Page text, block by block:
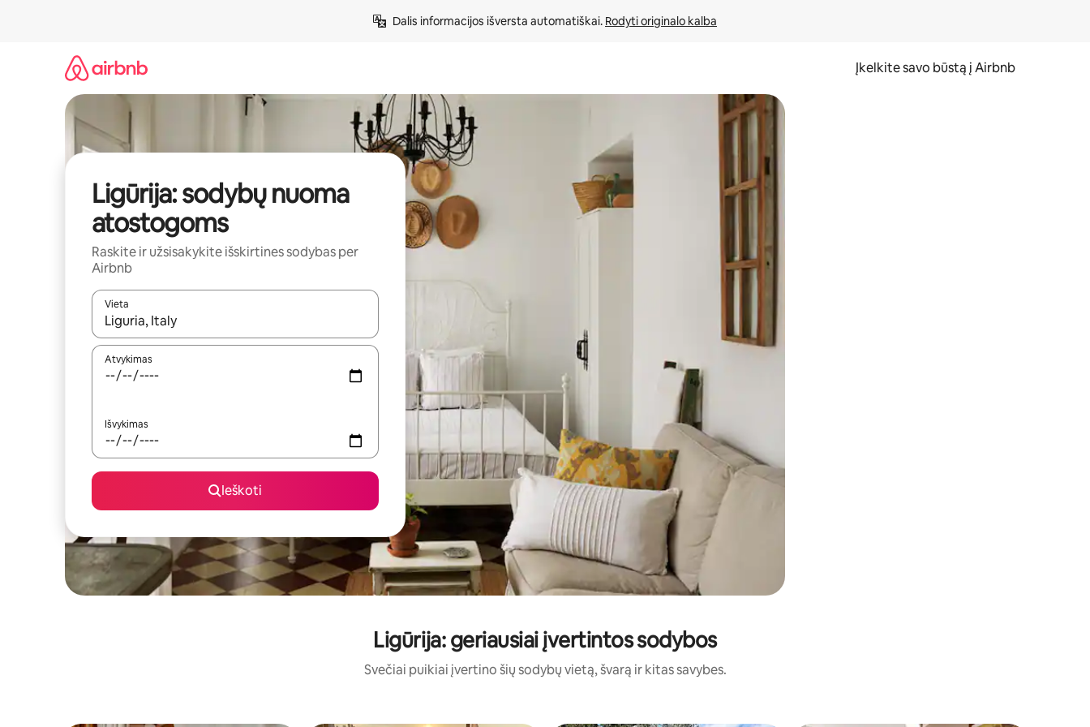
Dalis informacijos išversta automatiškai. Rodyti originalo kalba
Įkelkite savo būstą į Airbnb
Ligūrija: sodybų nuoma
atostogoms
Raskite ir užsisakykite išskirtines sodybas per
Airbnb
Vieta
Kai pasirodys paieškos rezultatai, juos naršyti galite naudodami rodykles aukštyn ir žemyn arba liesdami ir braukdami per ekraną.
Atvykimas
Išvykimas
Ieškoti
Ligūrija: geriausiai įvertintos sodybos
Svečiai puikiai įvertino šių sodybų vietą, švarą ir kitas savybes.